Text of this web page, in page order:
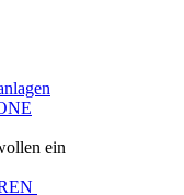
ein